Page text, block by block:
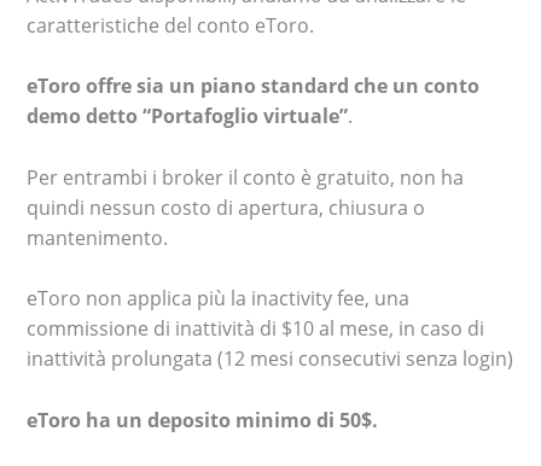
caratteristiche del conto eToro.
eToro offre sia un piano standard che un conto
demo detto “Portafoglio virtuale”.
Per entrambi i broker il conto è gratuito, non ha
quindi nessun costo di apertura, chiusura o
mantenimento.
eToro non applica più la inactivity fee, una
commissione di inattività di $10 al mese, in caso di
inattività prolungata (12 mesi consecutivi senza login)
eToro ha un deposito minimo di 50$.